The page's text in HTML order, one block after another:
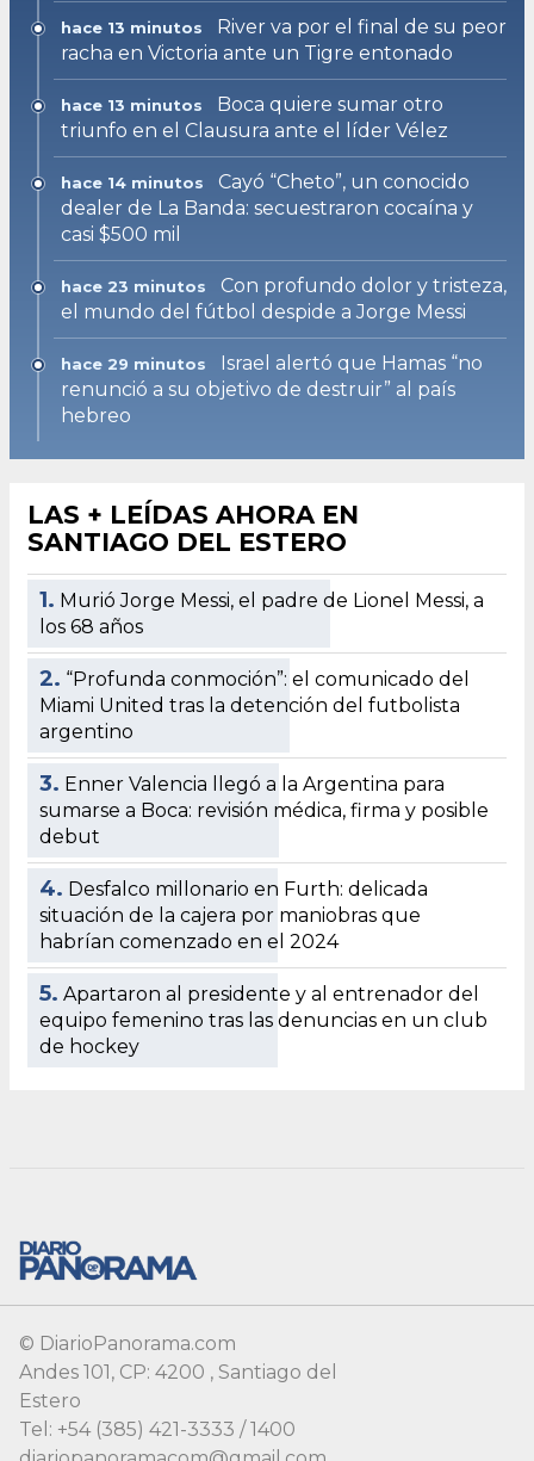
© DiarioPanorama.com
Andes 101, CP: 4200 , Santiago del
Estero
Tel: +54 (385) 421-3333 / 1400